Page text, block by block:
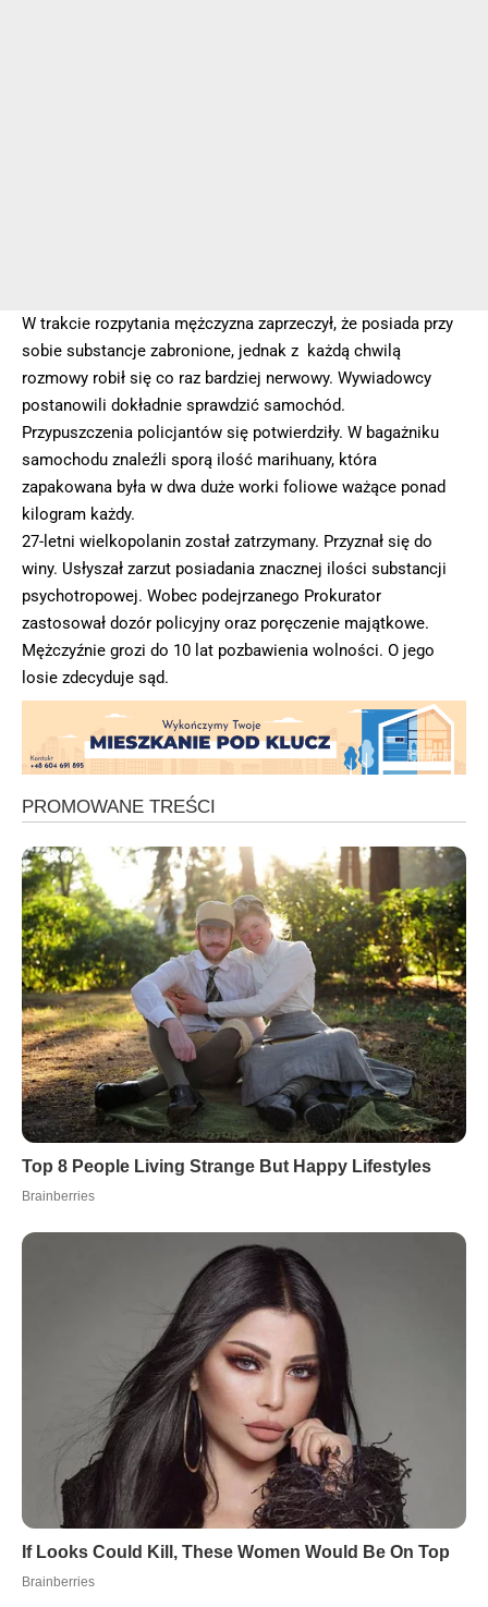
W trakcie rozpytania mężczyzna zaprzeczył, że posiada przy
sobie substancje zabronione, jednak z każdą chwilą
rozmowy robił się co raz bardziej nerwowy. Wywiadowcy
postanowili dokładnie sprawdzić samochód.
Przypuszczenia policjantów się potwierdziły. W bagażniku
samochodu znaleźli sporą ilość marihuany, która
zapakowana była w dwa duże worki foliowe ważące ponad
kilogram każdy.
27-letni wielkopolanin został zatrzymany. Przyznał się do
winy. Usłyszał zarzut posiadania znacznej ilości substancji
psychotropowej. Wobec podejrzanego Prokurator
zastosował dozór policyjny oraz poręczenie majątkowe.
Mężczyźnie grozi do 10 lat pozbawienia wolności. O jego
losie zdecyduje sąd.